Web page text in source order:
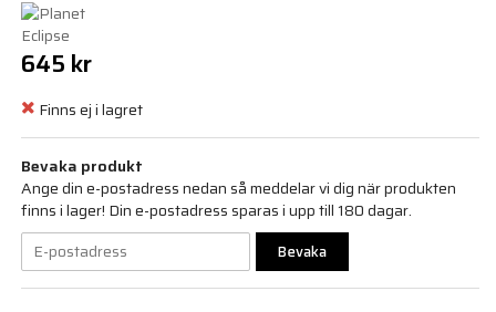
645 kr
Finns ej i lagret
Bevaka produkt
Ange din e-postadress nedan så meddelar vi dig när produkten
finns i lager! Din e-postadress sparas i upp till 180 dagar.
Bevaka